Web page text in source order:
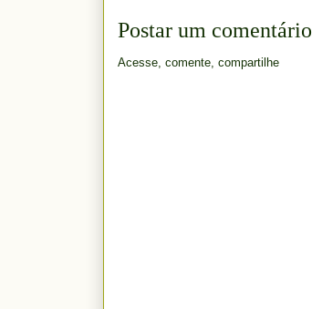
Postar um comentário
Acesse, comente, compartilhe